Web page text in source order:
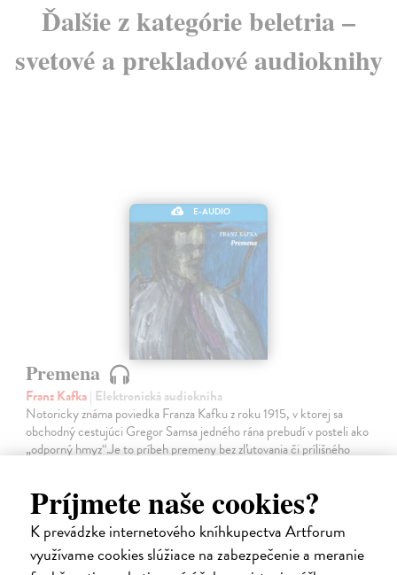
Príjmete naše cookies?
K prevádzke internetového kníhkupectva Artforum
využívame cookies slúžiace na zabezpečenie a meranie
Ďalšie z kategórie beletria –
svetové a prekladové audioknihy
E-AUDIO
Premena
Franz Kafka| Elektronická audiokniha
Notoricky známa poviedka Franza Kafku z roku 1915, v ktorej sa
obchodný cestujúci Gregor Samsa jedného rána prebudí v posteli ako
„odporný hmyz“.Je to príbeh premeny bez zľutovania či prílišného
Na stiahnutie ako
7,00 €